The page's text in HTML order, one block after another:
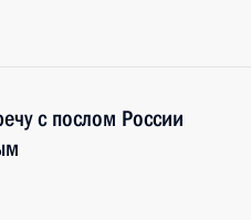
с послом России